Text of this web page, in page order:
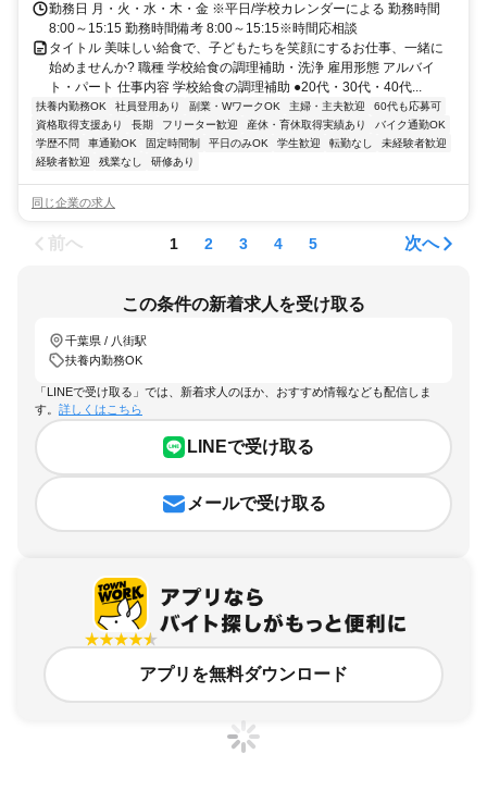
勤務日 月・火・水・木・金 ※平日/学校カレンダーによる 勤務時間
8:00～15:15 勤務時間備考 8:00～15:15※時間応相談
タイトル 美味しい給食で、子どもたちを笑顔にするお仕事、一緒に
始めませんか? 職種 学校給食の調理補助・洗浄 雇用形態 アルバイ
ト・パート 仕事内容 学校給食の調理補助 ●20代・30代・40代...
扶養内勤務OK 社員登用あり 副業・WワークOK 主婦・主夫歓迎
60代も応募可
資格取得支援あり
長期 フリーター歓迎 産休・育休取得実績あり
バイク通勤OK
学歴不問
車通勤OK 固定時間制 平日のみOK 学生歓迎 転勤なし
未経験者歓迎
経験者歓迎
残業なし 研修あり
同じ企業の求人
前へ 1 2 3 4 5 次へ
この条件の新着求人を受け取る
千葉県 / 八街駅
扶養内勤務OK
「LINEで受け取る」では、新着求人のほか、おすすめ情報なども配信しま
す。 詳しくはこちら
LINEで受け取る
メールで受け取る
アプリを無料ダウンロード